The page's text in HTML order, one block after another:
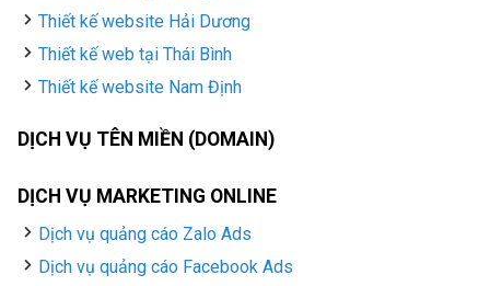
Thiết kế website Hải Dương
Thiết kế web tại Thái Bình
Thiết kế website Nam Định
DỊCH VỤ TÊN MIỀN (DOMAIN)
DỊCH VỤ MARKETING ONLINE
Dịch vụ quảng cáo Zalo Ads
Dịch vụ quảng cáo Facebook Ads